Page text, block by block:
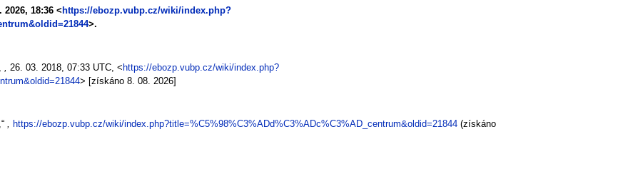
2026, 18:36 < https://ebozp.vubp.cz/wiki/index.php?
>.
26. 03. 2018, 07:33 UTC, < https://ebozp.vubp.cz/wiki/index.php?
> [získáno 8. 08. 2026]
, https://ebozp.vubp.cz/wiki/index.php?title=%C5%98%C3%ADd%C3%ADc%C3%AD_centrum&oldid=21844(získáno